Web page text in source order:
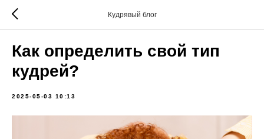
Кудрявый блог
Как определить свой тип
кудрей?
2025-05-03 10:13